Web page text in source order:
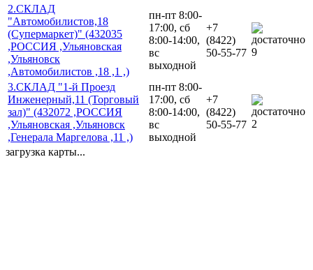
2.СКЛАД
"Автомобилистов,18
(Супермаркет)" (432035
,РОССИЯ ,Ульяновская
,Ульяновск
,Автомобилистов ,18 ,1 ,)
пн-пт 8:00-
17:00, сб
8:00-14:00,
вс
выходной
+7
(8422)
50-55-77 9
3.СКЛАД "1-й Проезд
Инженерный,11 (Торговый
зал)" (432072 ,РОССИЯ
,Ульяновская ,Ульяновск
,Генерала Маргелова ,11 ,)
пн-пт 8:00-
17:00, сб
8:00-14:00,
вс
выходной
+7
(8422)
50-55-77 2
загрузка карты...